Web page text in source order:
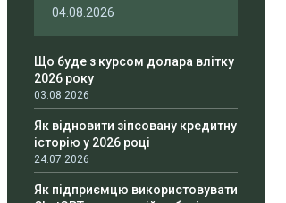
04.08.2026
Що буде з курсом долара влітку
2026 року
03.08.2026
Як відновити зіпсовану кредитну
історію у 2026 році
24.07.2026
Як підприємцю використовувати